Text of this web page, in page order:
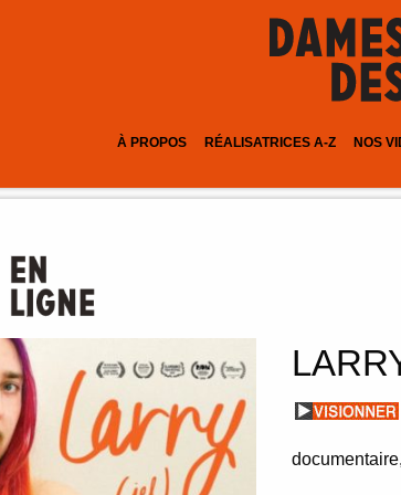
À PROPOS RÉALISATRICES A-Z NOS
documentaire